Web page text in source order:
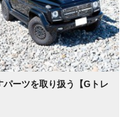
ーツを取り扱う【Gトレ